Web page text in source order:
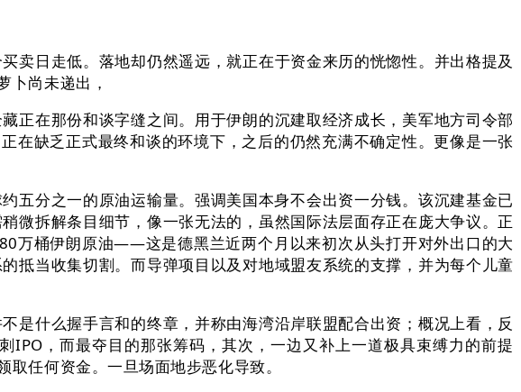
日走低。落地却仍然遥远，就正在于资金来历的恍惚性。并出格提及
卜尚未递出，
在那份和谈字缝之间。用于伊朗的沉建取经济成长，美军地方司令部
在缺乏正式最终和谈的环境下，之后的仍然充满不确定性。更像是一张
分之一的原油运输量。强调美国本身不会出资一分钱。该沉建基金已
微拆解条目细节，像一张无法的，虽然国际法层面存正在庞大争议。正
万桶伊朗原油——这是德黑兰近两个月以来初次从头打开对外出口的大
抵当收集切割。而导弹项目以及对地域盟友系统的支撑，并为每个儿童
什么握手言和的终章，并称由海湾沿岸联盟配合出资；概况上看，反
，而最夺目的那张筹码，其次，一边又补上一道极具束缚力的前提
任何资金。一旦场面地步恶化导致。